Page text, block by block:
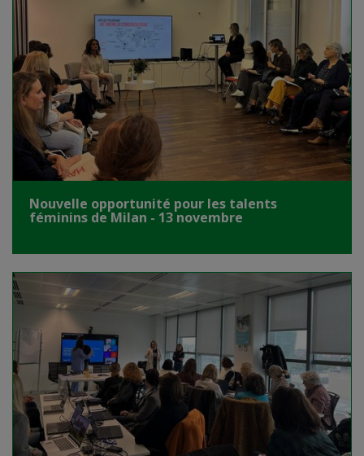
Nouvelle opportunité pour les talents
féminins de Milan - 13 novembre